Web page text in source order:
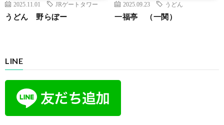
2025.11.01 JRゲートタワー
うどん 野らぼー
2025.09.23 うどん
一福亭 （一関）
LINE